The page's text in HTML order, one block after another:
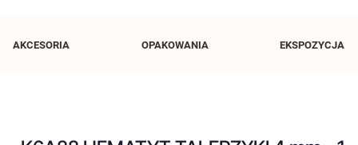
AKCESORIA OPAKOWANIA EKSPOZYCJA